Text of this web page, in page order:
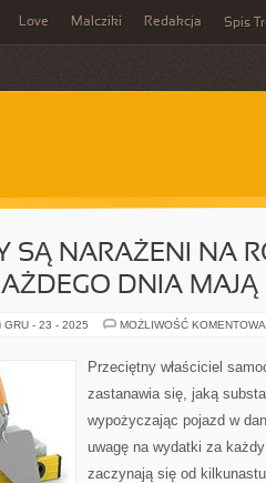
Love Malcziki Redakcja Spis
SĄ NARAŻENI NA
DNIA
GRU - 23 - 2025 MOŻLIWOŚĆ
Przeciętny właściciel
zastanawia się, jaką
wypożyczając pojazd w
uwagę na wydatki za
zaczynają się od